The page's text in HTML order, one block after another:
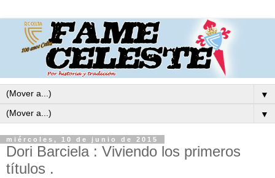
▼
▼
miércoles, 10 de junio de 2015
Dori Barciela : Viviendo los primeros
títulos .